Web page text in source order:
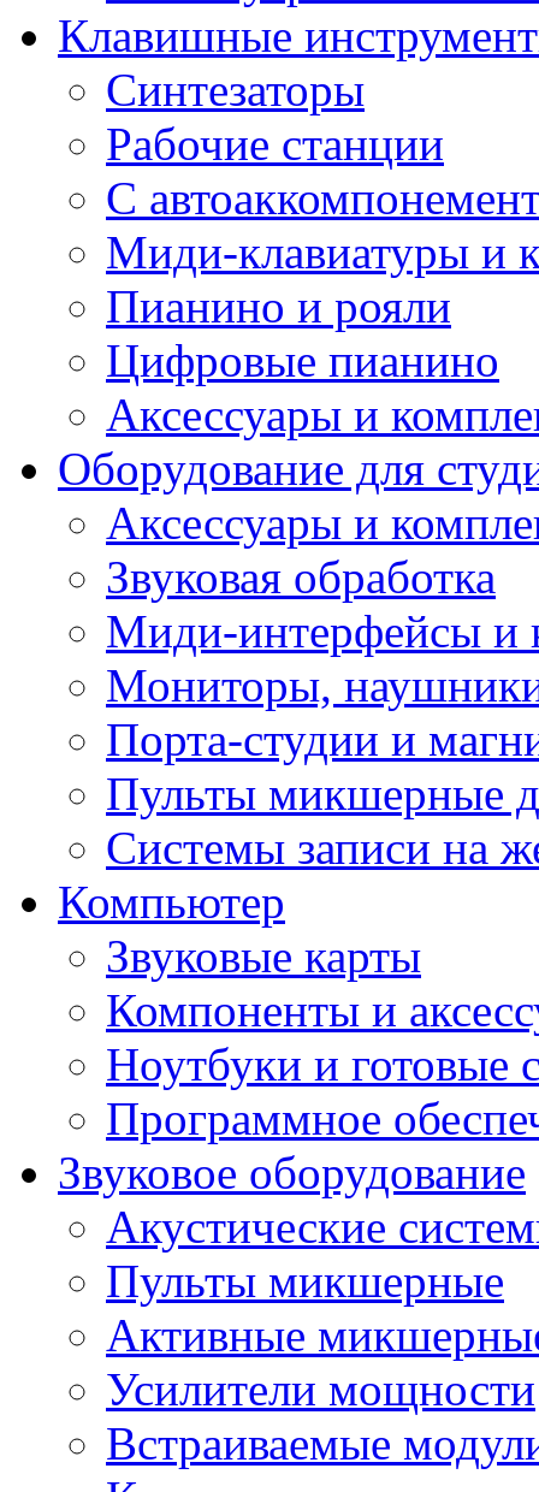
Клавишные
Синтезаторы
Рабочие станции
С
Миди-клавиатуры и
Пианино и рояли
Цифровые пианино
Аксессуары и
Оборудование для
Аксессуары и
Звуковая обработка
Миди-интерфейсы и
Мониторы,
Порта-студии и
Пульты микшерные
Системы записи на
Компьютер
Звуковые карты
Компоненты и
Ноутбуки и готовые
Программное
Звуковое оборудование
Акустические
Пульты микшерные
Активные
Усилители мощности
Встраиваемые